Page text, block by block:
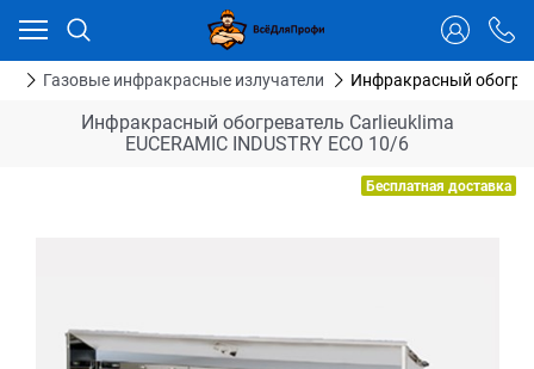
Газовые инфракрасные излучатели Инфракрасный
Инфракрасный обогреватель Carlieuklima
EUCERAMIC INDUSTRY ECO 10/6
Бесплатная доставка
Ваш город - Тюмень,
угадали?
ДА НЕТ